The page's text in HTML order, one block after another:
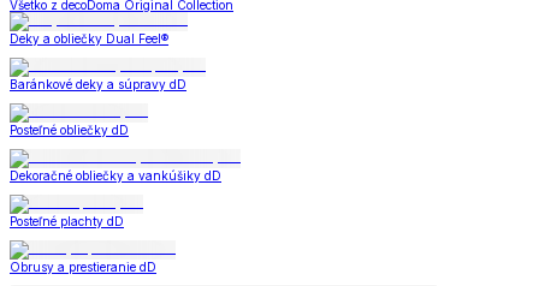
Všetko z decoDoma Original Collection
Deky a obliečky Dual Feel®
Baránkové deky a súpravy dD
Posteľné obliečky dD
Dekoračné obliečky a vankúšiky dD
Posteľné plachty dD
Obrusy a prestieranie dD